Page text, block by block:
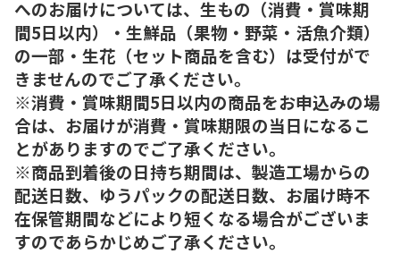
へのお届けについては、生もの（消費・賞味期
間5日以内）・生鮮品（果物・野菜・活魚介類）
の一部・生花（セット商品を含む）は受付がで
きませんのでご了承ください。
※消費・賞味期間5日以内の商品をお申込みの場
合は、お届けが消費・賞味期限の当日になるこ
とがありますのでご了承ください。
※商品到着後の日持ち期間は、製造工場からの
配送日数、ゆうパックの配送日数、お届け時不
在保管期間などにより短くなる場合がございま
すのであらかじめご了承ください。